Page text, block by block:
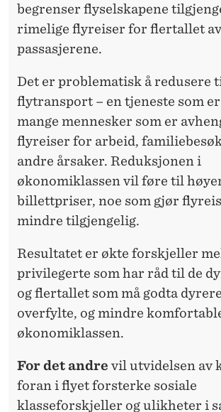
begrenser flyselskapene
rimelige flyreiser for flertallet av
passasjerene.
Det er problematisk å redusere
flytransport – en tjeneste som
mange mennesker som er
flyreiser for arbeid,
andre årsaker. Reduksjonen i
økonomiklassen vil føre til
billettpriser, noe som gjør
mindre tilgjengelig.
Resultatet er økte forskjeller
privilegerte som har råd til de
og flertallet som må godta
overfylte, og mindre
økonomiklassen.
For det andre vil utvidelsen av
foran i flyet forsterke sosiale
klasseforskjeller og ulikheter i